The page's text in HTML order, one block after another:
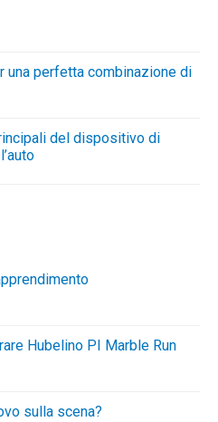
una perfetta combinazione di
del dispositivo di
Hubelino PI Marble Run
sulla scena?